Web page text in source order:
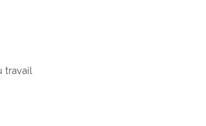
travail